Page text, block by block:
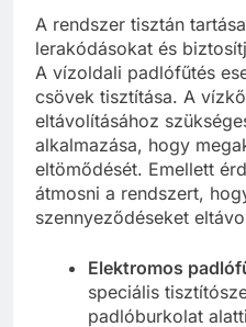
A rendszer tisztán
lerakódásokat és
A vízoldali padlófűtés
csövek tisztítása. A
eltávolításához
alkalmazása, hogy
eltömődését. Emellett
átmosni a rendszert,
szennyeződéseket
Elektromos
speciális
padlóburkolat